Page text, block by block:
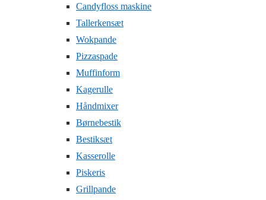
Candyfloss maskine
Tallerkensæt
Wokpande
Pizzaspade
Muffinform
Kagerulle
Håndmixer
Børnebestik
Bestiksæt
Kasserolle
Piskeris
Grillpande